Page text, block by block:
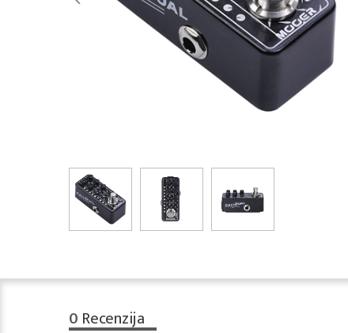
0 Recenzija